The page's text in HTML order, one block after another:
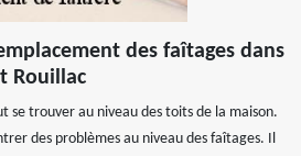
des faîtages dans
Rouillac
se trouver au niveau des toits de la maison.
des problèmes au niveau des faîtages. Il